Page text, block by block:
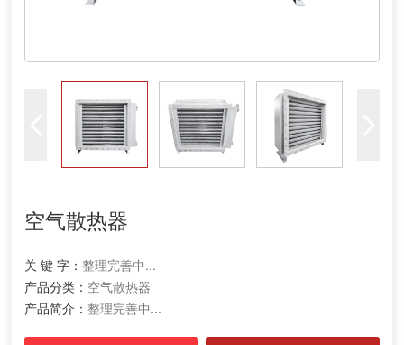
空气散热器
关 键 字： 整理完善中...
产品分类： 空气散热器
产品简介： 整理完善中...